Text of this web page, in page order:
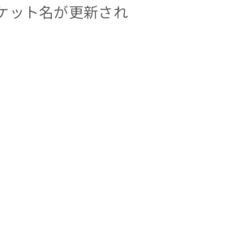
ット名が更新され